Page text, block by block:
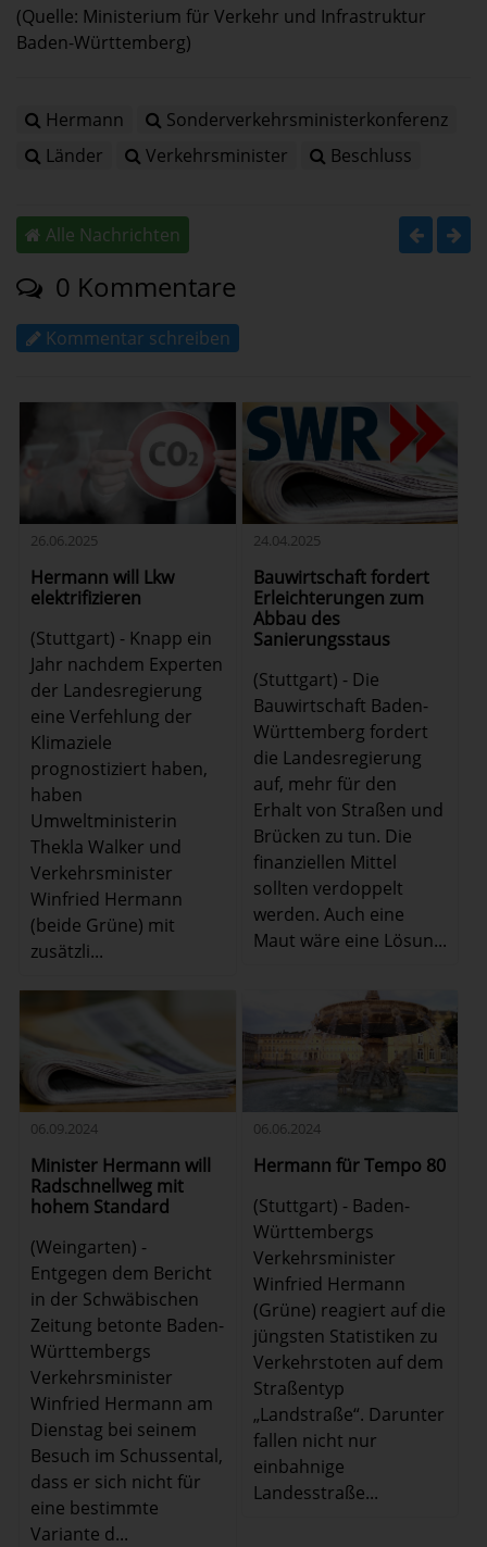
(Quelle: Ministerium für Verkehr und Infrastruktur
Baden-Württemberg)
Hermann
Sonderverkehrsministerkonferenz
Länder
Verkehrsminister Beschluss
Alle Nachrichten
0 Kommentare
Kommentar schreiben
26.06.2025
Hermann will Lkw
elektrifizieren
(Stuttgart) - Knapp ein
Jahr nachdem Experten
der Landesregierung
eine Verfehlung der
Klimaziele
prognostiziert haben,
haben
Umweltministerin
Thekla Walker und
Verkehrsminister
Winfried Hermann
(beide Grüne) mit
zusätzli...
24.04.2025
Bauwirtschaft fordert
Erleichterungen zum
Abbau des
Sanierungsstaus
(Stuttgart) - Die
Bauwirtschaft Baden-
Württemberg fordert
die Landesregierung
auf, mehr für den
Erhalt von Straßen und
Brücken zu tun. Die
finanziellen Mittel
sollten verdoppelt
werden. Auch eine
Maut wäre eine Lösun...
06.09.2024
Minister Hermann will
Radschnellweg mit
hohem Standard
(Weingarten) -
Entgegen dem Bericht
in der Schwäbischen
Zeitung betonte Baden-
Württembergs
Verkehrsminister
Winfried Hermann am
Dienstag bei seinem
Besuch im Schussental,
dass er sich nicht für
eine bestimmte
Variante d...
06.06.2024
Hermann für Tempo 80
(Stuttgart) - Baden-
Württembergs
Verkehrsminister
Winfried Hermann
(Grüne) reagiert auf die
jüngsten Statistiken zu
Verkehrstoten auf dem
Straßentyp
„Landstraße“. Darunter
fallen nicht nur
einbahnige
Landesstraße...